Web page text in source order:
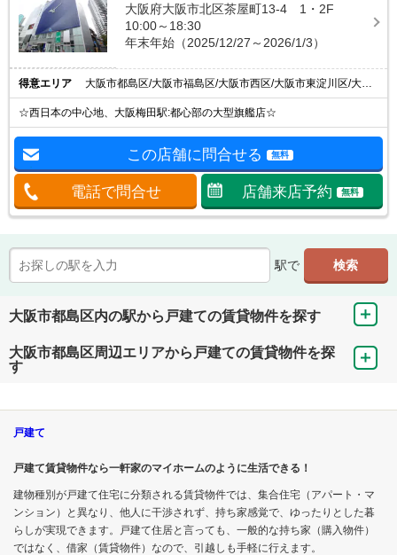
大阪府大阪市北区茶屋町13-4 1・2F
10:00～18:30
年末年始（2025/12/27～2026/1/3）
得意エリア 大阪市都島区/大阪市福島区/大阪市西区/大阪市東淀川区/大阪市淀川区
☆西日本の中心地、大阪梅田駅:都心部の大型旗艦店☆
この店舗に問合せる 無料
電話で問合せ 店舗来店予約 無料
駅で
大阪市都島区内の駅から戸建ての賃貸物件を探す
大阪市都島区周辺エリアから戸建ての賃貸物件を探
す
戸建て
戸建て賃貸物件なら一軒家のマイホームのように生活できる！
建物種別が戸建て住宅に分類される賃貸物件では、集合住宅（アパート・マ
ンション）と異なり、他人に干渉されず、持ち家感覚で、ゆったりとした暮
らしが実現できます。戸建て住居と言っても、一般的な持ち家（購入物件）
ではなく、借家（賃貸物件）なので、引越しも手軽に行えます。